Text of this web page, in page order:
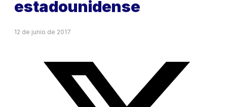
estadounidense
12 de junio de 2017